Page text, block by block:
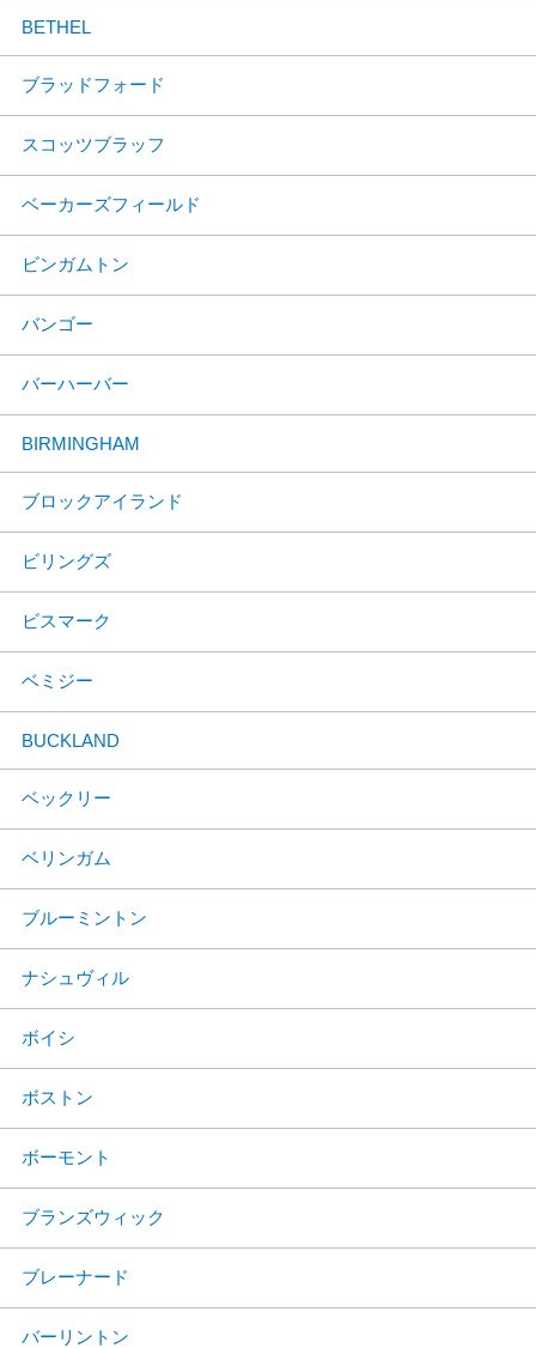
BETHEL
ブラッドフォード
スコッツブラッフ
ベーカーズフィールド
ビンガムトン
バンゴー
バーハーバー
BIRMINGHAM
ブロックアイランド
ビリングズ
ビスマーク
ベミジー
BUCKLAND
ベックリー
ベリンガム
ブルーミントン
ナシュヴィル
ボイシ
ボストン
ボーモント
ブランズウィック
ブレーナード
バーリントン